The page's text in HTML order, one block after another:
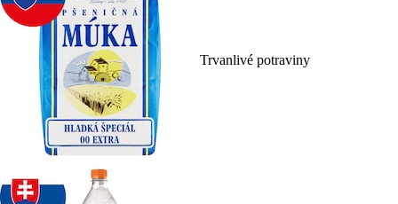
Trvanlivé potraviny